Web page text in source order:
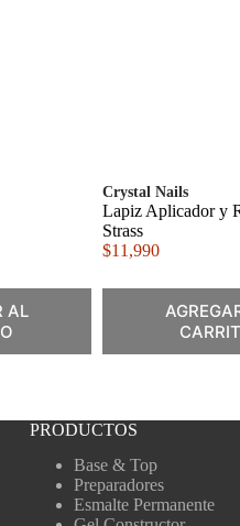
AL
Crystal Nails
Lapiz Aplicador y
Strass
$11,990
PRODUCTOS
Base & Top
Preparadores
Esmalte Permanente